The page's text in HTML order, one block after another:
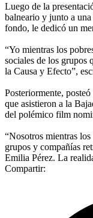
Luego de la
balneario y junto a una
fondo, le dedicó un
“Yo mientras los
sociales de los grupos
la Causa y Efecto”,
Posteriormente,
que asistieron a la
del polémico film
“Nosotros mientras
grupos y compañías
Emilia Pérez. La
Compartir: